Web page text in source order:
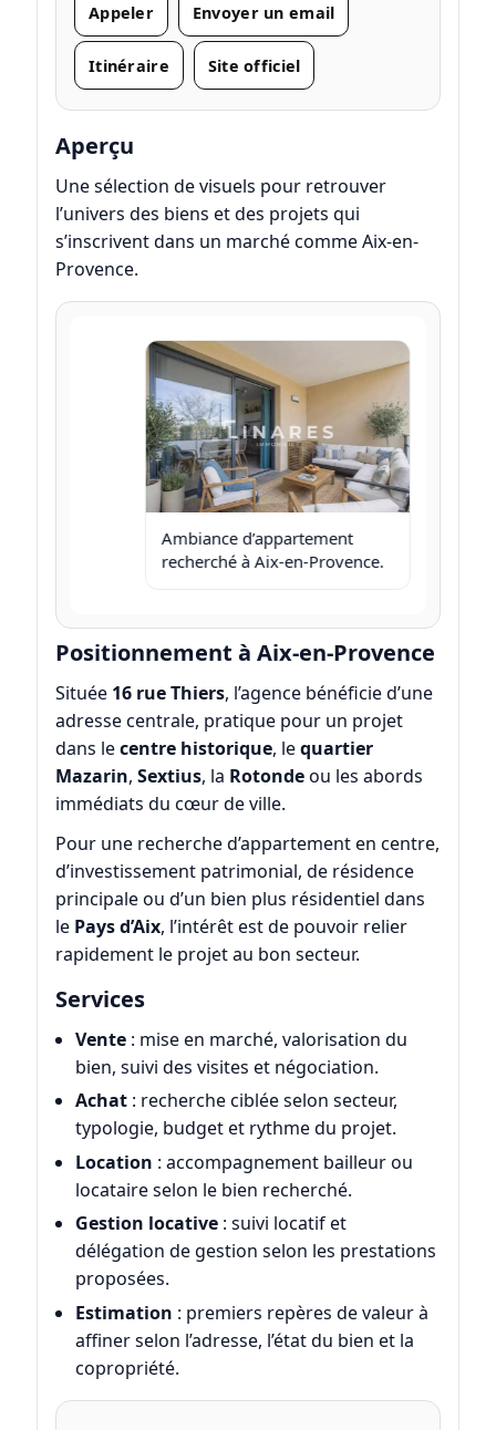
Appeler Envoyer un email
Itinéraire Site officiel
Aperçu
Une sélection de visuels pour retrouver
l’univers des biens et des projets qui
s’inscrivent dans un marché comme Aix-en-
Provence.
Ambiance d’appartement
recherché à Aix-en-Provence.
Positionnement à Aix-en-Provence
Située 16 rue Thiers, l’agence bénéficie d’une
adresse centrale, pratique pour un projet
dans lecentre historique, lequartier
Mazarin, Sextius, la Rotondeou les abords
immédiats du cœur de ville.
Pour une recherche d’appartement en centre,
d’investissement patrimonial, de résidence
principale ou d’un bien plus résidentiel dans
le Pays d’Aix, l’intérêt est de pouvoir relier
rapidement le projet au bon secteur.
Services
Vente : mise en marché, valorisation du
bien, suivi des visites et négociation.
Achat : recherche ciblée selon secteur,
typologie, budget et rythme du projet.
Location : accompagnement bailleur ou
locataire selon le bien recherché.
Gestion locative : suivi locatif et
délégation de gestion selon les prestations
proposées.
Estimation : premiers repères de valeur à
affiner selon l’adresse, l’état du bien et la
copropriété.